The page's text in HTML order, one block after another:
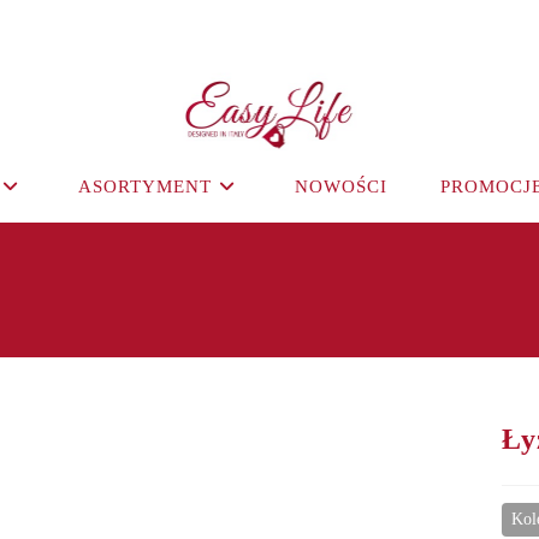
ASORTYMENT NOWOŚCI